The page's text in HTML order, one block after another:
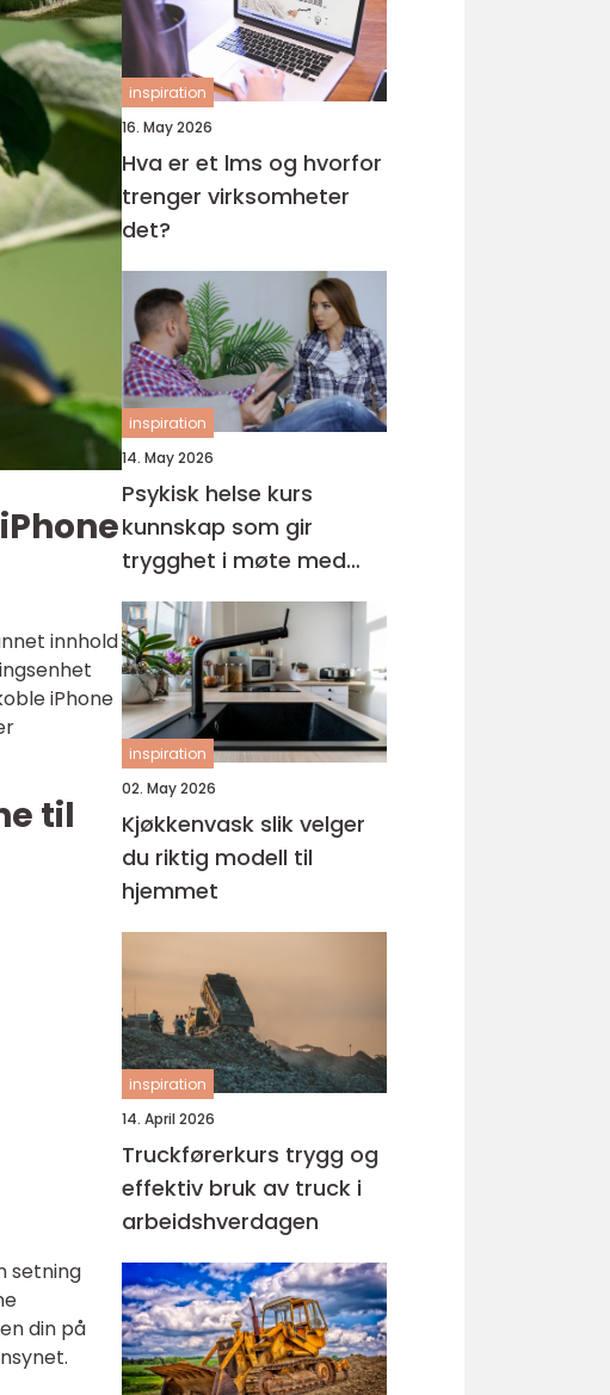
innhold
iPhone
til
setning
din på
inspiration
16. May 2026
Hva er et lms og hvorfor
trenger virksomheter
det?
inspiration
14. May 2026
Psykisk helse kurs
kunnskap som gir
trygghet i møte med
barn og unge
inspiration
02. May 2026
Kjøkkenvask slik velger
du riktig modell til
hjemmet
inspiration
14. April 2026
Truckførerkurs trygg og
effektiv bruk av truck i
arbeidshverdagen